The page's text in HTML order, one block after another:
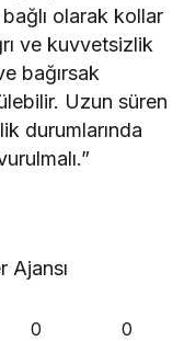
bağlı olarak kollar
ve kuvvetsizlik
bağırsak
Uzun süren
durumlarında
Ajansı
0 0